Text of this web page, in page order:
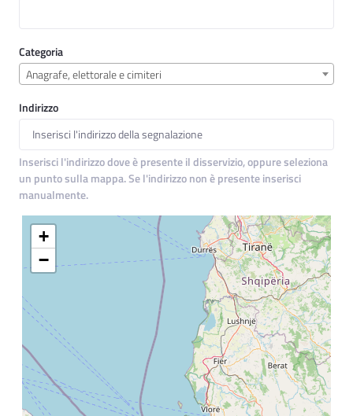
Categoria
Anagrafe, elettorale e cimiteri
Indirizzo
Inserisci l'indirizzo dove è presente il disservizio, oppure seleziona
un punto sulla mappa. Se l'indirizzo non è presente inserisci
manualmente.
+
−